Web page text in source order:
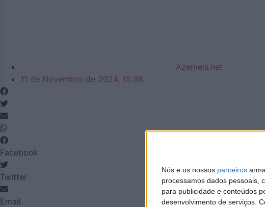
Nós e os nossos parceiros
processamos dados pessoais,
para publicidade e conteúdos
desenvolvimento de serviços.
Azemeis.net
11 de Novembro de 2024, 15:38
Facebook
Twitter
Email